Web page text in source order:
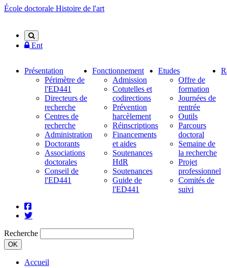
Aller
principal
École doctorale Histoire de l'art
Rechercher
Ent
Micro
Présentation
Périmètre de
l'ED441
Directeurs de
recherche
Centres de
recherche
Administration
Doctorants
Associations
doctorales
Conseil de
l'ED441
Fonctionnement
Admission
Cotutelles et
codirections
Prévention
harcèlement
Réinscriptions
Financements
et aides
Soutenances
HdR
Soutenances
Guide de
l'ED441
Etudes
Offre de
formation
Journées de
rentrée
Outils
Parcours
doctoral
Semaine de
la recherche
Projet
professionnel
Comités de
suivi
Recherche
Accueil
Panneau de gestion des cookies